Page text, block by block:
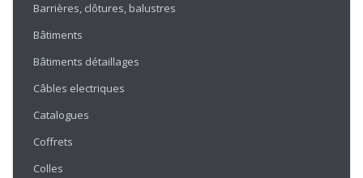
Barrières, clôtures, balustres
Bâtiments
Bâtiments détaillages
Câbles electriques
Catalogues
Coffrets
Colles